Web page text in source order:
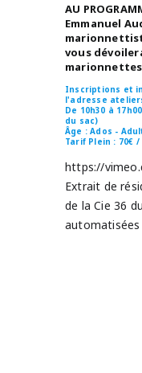
AU
Emmanuel
vous
Inscriptions et
l'adresse
De 10h30 à
du sac)
Âge : Ados -
Tarif Plein : 70€
https://
Extrait de
de la Cie 36
automatisées